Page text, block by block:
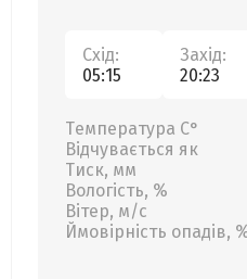
Схід:
05:15
Захід:
20:23
Температура С°
Відчувається як
Тиск, мм
Вологість, %
Вітер, м/с
Ймовірність опадів,